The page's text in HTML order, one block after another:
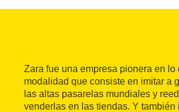
Zara fue una empresa pionera en lo
modalidad que consiste en imitar a
las altas pasarelas mundiales y
venderlas en las tiendas. Y